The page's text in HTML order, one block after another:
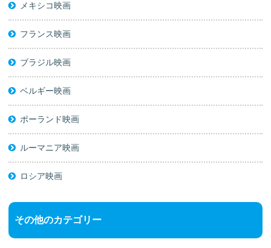
メキシコ映画
フランス映画
ブラジル映画
ベルギー映画
ポーランド映画
ルーマニア映画
ロシア映画
その他のカテゴリー